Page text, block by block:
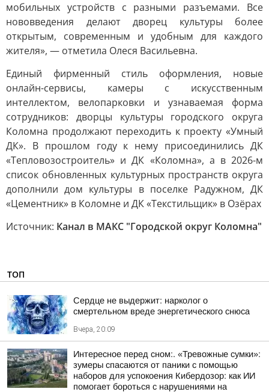
мобильных устройств с разными разъемами. Все
нововведения делают дворец культуры более
открытым, современным и удобным для каждого
жителя», — отметила Олеся Васильевна.
Единый фирменный стиль оформления, новые
онлайн-сервисы, камеры с искусственным
интеллектом, велопарковки и узнаваемая форма
сотрудников: дворцы культуры городского округа
Коломна продолжают переходить к проекту «Умный
ДК». В прошлом году к нему присоединились ДК
«Тепловозостроитель» и ДК «Коломна», а в 2026-м
список обновленных культурных пространств округа
дополнили дом культуры в поселке Радужном, ДК
«Цементник» в Коломне и ДК «Текстильщик» в Озёрах
Источник: Канал в МАКС "Городской округ Коломна"
ТОП
Сердце не выдержит: нарколог о
смертельном вреде энергетического снюса
Вчера, 20:09
Интересное перед сном:. «Тревожные сумки»:
зумеры спасаются от паники с помощью
наборов для успокоения Кибердозор: как ИИ
помогает бороться с нарушениями на